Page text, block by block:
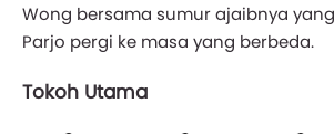
Wong bersama sumur ajaibnya
Parjo pergi ke masa yang berbeda.
Tokoh Utama